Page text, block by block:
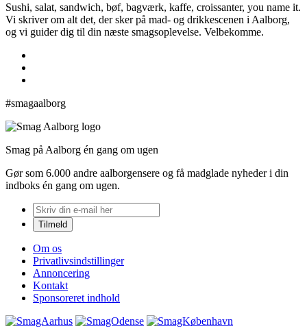
Sushi, salat, sandwich, bøf, bagværk, kaffe, croissanter, you name it.
Vi skriver om alt det, der sker på mad- og drikkescenen i Aalborg,
og vi guider dig til din næste smagsoplevelse. Velbekomme.
#smagaalborg
Smag på Aalborg én gang om ugen
Gør som 6.000 andre aalborgensere og få madglade nyheder i din
indboks én gang om ugen.
Om os
Privatlivsindstillinger
Annoncering
Kontakt
Sponsoreret indhold